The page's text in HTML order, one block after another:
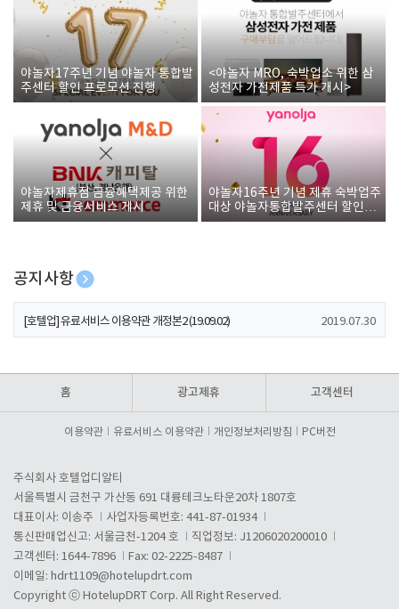
야놀자17주년 기념 야놀자 통합발
주센터 할인 프로모션 진행
<야놀자 MRO, 숙박업소 위한 삼
성전자 가전제품 특가 개시>
야놀자제휴점 금융혜택제공 위한
제휴 및 금융서비스 게시
야놀자16주년 기념 제휴 숙박업주
대상 야놀자통합발주센터 할인쿠
폰 증정
공지사항
[호텔업] 개인정보 처리방침 개정본1 (19.09.02)
[호텔업] 유료서비스 이용약관 개정본2 (19.09.02) 2019.07.30
홈 광고제휴 고객센터
이용약관 유료서비스 이용약관 개인정보처리방침 PC버전
주식회사 호텔업디알티
서울특별시 금천구 가산동 691 대륭테크노타운20차 1807호
대표이사: 이송주
사업자등록번호: 441-87-01934
통신판매업신고: 서울금천-1204 호
직업정보: J1206020200010
고객센터: 1644-7896
Fax: 02-2225-8487
이메일: hdrt1109@hotelupdrt.com
Copyright ⓒ HotelupDRT Corp. All Right Reserved.